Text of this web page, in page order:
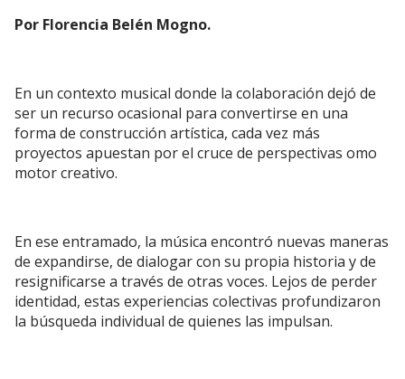
Por Florencia Belén Mogno.
En un contexto musical donde la colaboración dejó de
ser un recurso ocasional para convertirse en una
forma de construcción artística, cada vez más
proyectos apuestan por el cruce de perspectivas omo
motor creativo.
En ese entramado, la música encontró nuevas maneras
de expandirse, de dialogar con su propia historia y de
resignificarse a través de otras voces. Lejos de perder
identidad, estas experiencias colectivas profundizaron
la búsqueda individual de quienes las impulsan.